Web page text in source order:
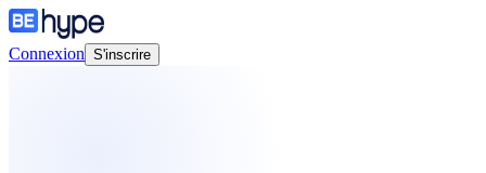
Connexion S'inscrire